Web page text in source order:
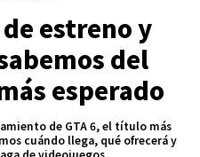
de estreno y
del
esperado
de GTA 6, el título más
cuándo llega, qué ofrecerá y
de videojuegos.